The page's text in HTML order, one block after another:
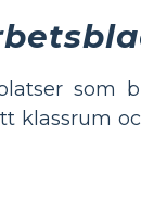
som
klassrum